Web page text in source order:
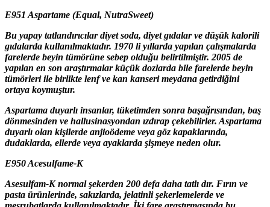
E951 Aspartame (Equal, NutraSweet)
Bu yapay tatlandırıcılar diyet soda, diyet gıdalar ve düşük kalorili
gıdalarda kullanılmaktadır. 1970 li yıllarda yapılan çalışmalarda
farelerde beyin tümörüne sebep olduğu belirtilmiştir. 2005 de
yapılan en son araştırmalar küçük dozlarda bile farelerde beyin
tümörleri ile birlikte lenf ve kan kanseri meydana getirdiğini
ortaya koymuştur.
Aspartama duyarlı insanlar, tüketimden sonra başağrısından, baş
dönmesinden ve hallusinasyondan ızdırap çekebilirler. Aspartama
duyarlı olan kişilerde anjioödeme veya göz kapaklarında,
dudaklarda, ellerde veya ayaklarda şişmeye neden olur.
E950 Acesulfame-K
Asesulfam-K normal şekerden 200 defa daha tatlı dır. Fırın ve
pasta ürünlerinde, sakızlarda, jelatinli şekerlemelerde ve